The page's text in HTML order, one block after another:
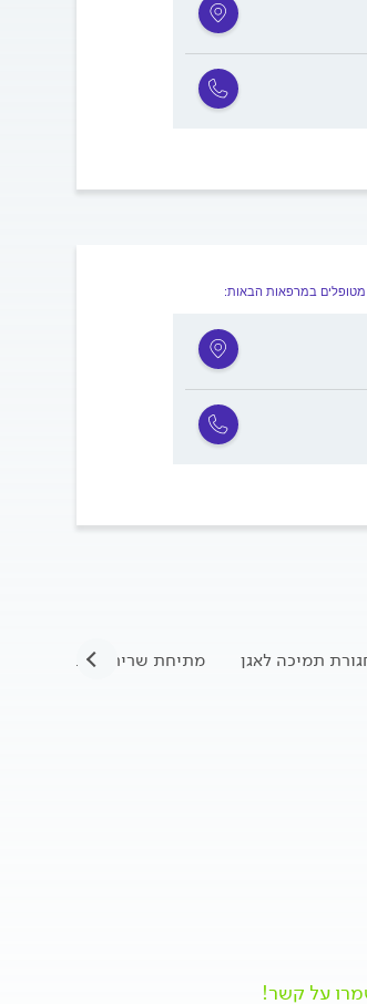
במרפאות הבאות:
תמיכה לאגן מתיחת שריר הכתף
על קשר!